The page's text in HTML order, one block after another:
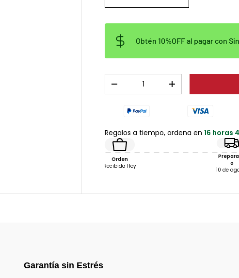
Obtén 10%OFF al pagar con
DISMINUIR CANTIDADAUMENTAR LA
Regalos a tiempo, ordena en16 horas
Orden
Recibida Hoy
o
10 de
Garantía sin Estrés